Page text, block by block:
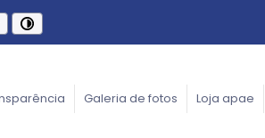
Galeria de fotos Loja apae